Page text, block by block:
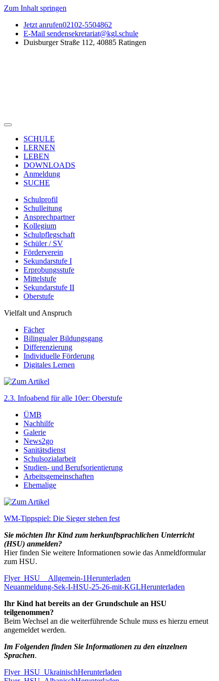
Zum Inhalt springen
Jetzt anrufen02102-5504862
E-Mail sendensekretariat@kgl.schule
Duisburger Straße 112, 40885 Ratingen
SCHULE
LERNEN
LEBEN
DOWNLOADS
Anmeldung
SUCHE
Schulprofil
Schulleitung
Ansprechpartner
Kollegium
Schulpflegschaft
Schüler / SV
Förderverein
Sekundarstufe I
Erprobungsstufe
Mittelstufe
Sekundarstufe II
Oberstufe
Vielfalt und Anspruch
Fächer
Bilingualer Bildungsgang
Differenzierung
Individuelle Förderung
Digitales Lernen
2.3. Infoabend für alle 10er: Oberstufe
ÜMB
Nachhilfe
Galerie
News2go
Sanitätsdienst
Schulsozialarbeit
Studien- und Berufsorientierung
Arbeitsgemeinschaften
Ehemalige
WM-Tippspiel: Die Sieger stehen fest
Sie möchten Ihr Kind zum herkunftsprachlichen Unterricht
(HSU) anmelden?
Hier finden Sie weitere Informationen sowie das Anmeldformular
zum HSU.
Flyer_HSU__Allgemein-1Herunterladen
Neuanmeldung-Sek-I-HSU-25-26-mit-KGLHerunterladen
Ihr Kind hat bereits an der Grundschule an HSU
teilgenommen?
Beim Wechsel an die weiterführende Schule muss es hierzu erneut
angemeldet werden.
Im Folgenden finden Sie Informationen zu den einzelnen
Sprachen.
Flyer_HSU_UkrainischHerunterladen